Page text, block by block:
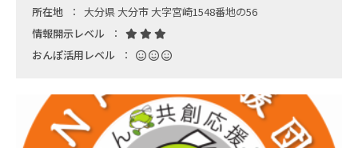
所在地
大分県 大分市 大字宮崎1548番地の56
情報開示レベル
おんぽ活用レベル